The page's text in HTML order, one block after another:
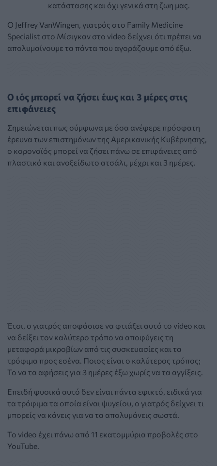
κατάστασης και όχι γενικά στη ζωη μας.
Ο Jeffrey VanWingen, γιατρός στο Family Medicine
Specialist στο Μίσιγκαν στο video δείχνει ότι πρέπει να
απολυμαίνουμε τα πάντα που αγοράζουμε από έξω.
Ο ιός μπορεί να ζήσει έως και 3 μέρες στις
επιφάνειες
Σημειώνεται πως σύμφωνα με όσα ανέφερε πρόσφατη
έρευνα των επιστημόνων της Αμερικανικής Κυβέρνησης,
ο κορονοϊός μπορεί να ζήσει πάνω σε επιφάνειες από
πλαστικό και ανοξείδωτο ατσάλι, μέχρι και 3 ημέρες.
Έτσι, ο γιατρός αποφάσισε να φτιάξει αυτό το video και
να δείξει τον καλύτερο τρόπο να αποφύγεις τη
μεταφορά μικροβίων από τις συσκευασίες και τα
τρόφιμα προς εσένα. Ποιος είναι ο καλύτερος τρόπος;
Το να τα αφήσεις για 3 ημέρες έξω χωρίς να τα αγγίξεις.
Επειδή φυσικά αυτό δεν είναι πάντα εφικτό, ειδικά για
τα τρόφιμα τα οποία είναι ψυγείου, ο γιατρός δείχνει τι
μπορείς να κάνεις για να τα απολυμάνεις σωστά.
Το video έχει πάνω από 11 εκατομμύρια προβολές στο
YouTube.